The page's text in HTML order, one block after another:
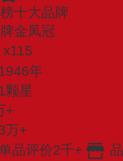
十大品牌
金凤冠
年
颗星
+
万+
品评价2千+